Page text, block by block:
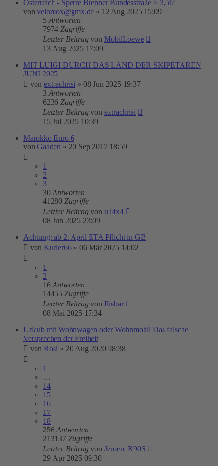
Österreich - Sperre Brenner Bundesstraße > 3,5t?
von velomox@gmx.de » 12 Aug 2025 15:09
5 Antworten
7974 Zugriffe
Letzter Beitrag von MobilLoewe
13 Aug 2025 17:09
MIT LUIGI DURCH DAS LAND DER SKIPETAREN
JUNI 2025
von extrachrisi » 08 Jun 2025 19:37
3 Antworten
6236 Zugriffe
Letzter Beitrag von extrachrisi
15 Jul 2025 10:39
Marokko Euro 6
von Gaaden » 20 Sep 2017 18:59
1
2
3
30 Antworten
41280 Zugriffe
Letzter Beitrag von uli4x4
08 Jun 2025 23:09
Achtung: ab 2. April ETA Pflicht in GB
von Kurier66 » 06 Mär 2025 14:02
1
2
16 Antworten
14455 Zugriffe
Letzter Beitrag von Eisbär
08 Mai 2025 17:34
Urlaub mit Wohnwagen oder Wohnmobil Das falsche
Versprechen der Freiheit
von Rosi » 20 Aug 2020 08:38
1
…
14
15
16
17
18
256 Antworten
213137 Zugriffe
Letzter Beitrag von Jeroen_R90S
29 Apr 2025 09:30